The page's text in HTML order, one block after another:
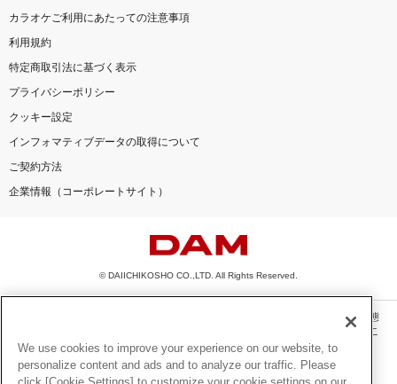
カラオケご利用にあたっての注意事項
利用規約
特定商取引法に基づく表示
プライバシーポリシー
クッキー設定
インフォマティブデータの取得について
ご契約方法
企業情報（コーポレートサイト）
© DAIICHIKOSHO CO.,LTD. All Rights Reserved.
このサイトに掲載されている一切の文章・画像・写真・動画・音声等を、手段や形態
を問わず、著作権法の定める範囲を超えて無断で複製、転載、ファイル化などするこ
とを禁じます。
楽曲及びコンテンツは、機種によりご利用いただけない場合があります。
We use cookies to improve your experience on our website, to
personalize content and ads and to analyze our traffic. Please